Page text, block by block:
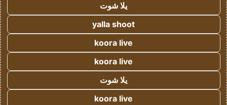
يلا شوت
yalla shoot
koora live
koora live
يلا شوت
koora live